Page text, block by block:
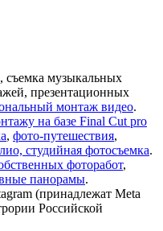
, съемка музыкальных
презентационных
монтаж видео.
на базе Final Cut pro
, фото-путешествия,
студийная фотосъемка.
фоторабот,
панорамы.
(принадлежат Meta
Российской